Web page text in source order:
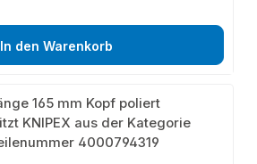
In den Warenkorb